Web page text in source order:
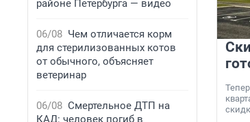
районе Петербурга — видео
06/08 Чем отличается корм
для стерилизованных котов
от обычного, объясняет
ветеринар
06/08 Смертельное ДТП на
КАД: человек погиб в